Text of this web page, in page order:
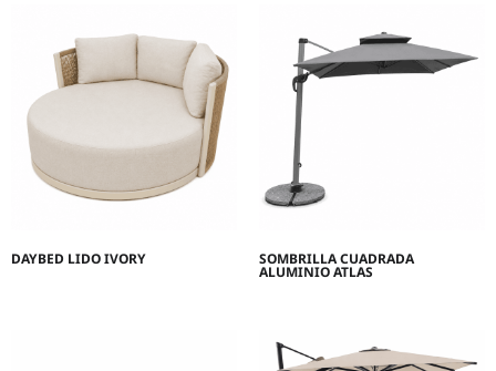
DAYBED LIDO IVORY SOMBRILLA CUADRADA
ALUMINIO ATLAS